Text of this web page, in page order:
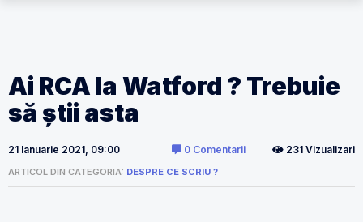
Ai RCA la Watford ? Trebuie
să știi asta
21 Ianuarie 2021, 09:00 0 Comentarii 231 Vizualizari
ARTICOL DIN CATEGORIA: DESPRE CE SCRIU ?